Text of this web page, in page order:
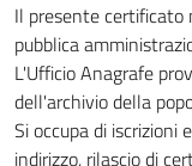
Il presente certificato
pubblica
L'Ufficio Anagrafe
dell'archivio della
Si occupa di iscrizioni
indirizzo, rilascio di